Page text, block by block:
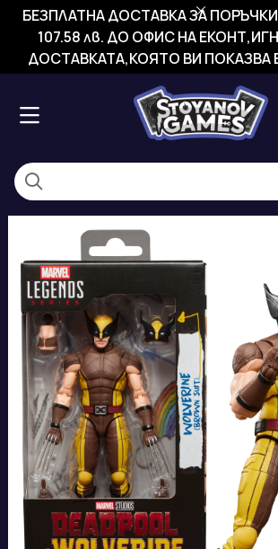
БЕЗПЛАТНА ДОСТАВКА ЗА ПОРЪЧКИ
107.58 лв. ДО ОФИС НА
ДОСТАВКАТА,КОЯТО ВИ ПОКАЗВА В